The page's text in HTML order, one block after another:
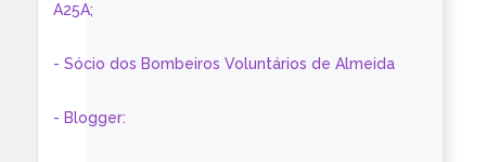
A25A;
- Sócio dos Bombeiros Voluntários de Almeida
- Blogger: